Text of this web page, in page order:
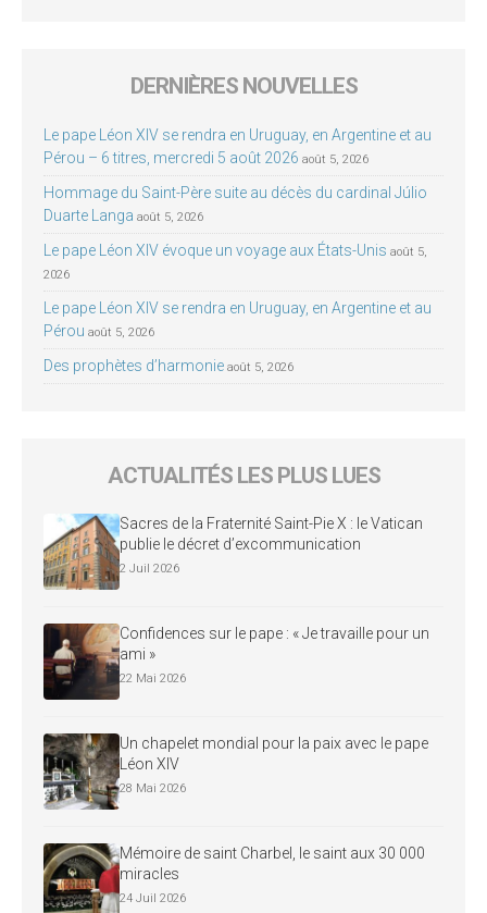
DERNIÈRES NOUVELLES
Le pape Léon XIV se rendra en Uruguay, en Argentine et au
Pérou – 6 titres, mercredi 5 août 2026 août 5, 2026
Hommage du Saint-Père suite au décès du cardinal Júlio
Duarte Langa août 5, 2026
Le pape Léon XIV évoque un voyage aux États-Unis août 5,
2026
Le pape Léon XIV se rendra en Uruguay, en Argentine et au
Pérou août 5, 2026
Des prophètes d’harmonie août 5, 2026
ACTUALITÉS LES PLUS LUES
Sacres de la Fraternité Saint-Pie X : le Vatican
publie le décret d’excommunication
2 Juil 2026
Confidences sur le pape : « Je travaille pour un
ami »
22 Mai 2026
Un chapelet mondial pour la paix avec le pape
Léon XIV
28 Mai 2026
Mémoire de saint Charbel, le saint aux 30 000
miracles
24 Juil 2026